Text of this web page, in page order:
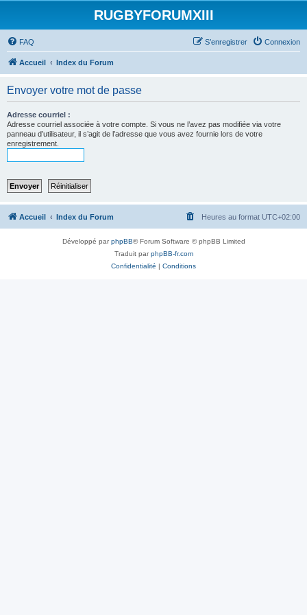
RUGBYFORUMXIII
FAQ Connexion
S’enregistrer
Accueil Index du Forum
Envoyer votre mot de passe
Adresse courriel :
Adresse courriel associée à votre compte. Si vous ne l’avez pas modifiée via votre
panneau d’utilisateur, il s’agit de l’adresse que vous avez fournie lors de votre
enregistrement.
Accueil Index du Forum Heures au format UTC+02:00
Développé parphpBB® Forum Software © phpBB Limited
Traduit parphpBB-fr.com
Confidentialité | Conditions